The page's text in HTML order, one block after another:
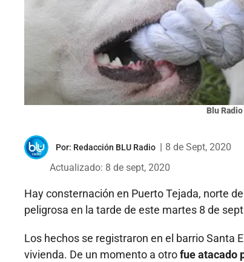
Blu
Por: Redacción BLU Radio
8 de Sept, 2020
Actualizado: 8 de sept, 2020
Hay consternación en Puerto Tejada, norte
peligrosa en la tarde de este martes 8 de
Los hechos se registraron en el barrio Santa
vivienda. De un momento a otrofue atacado